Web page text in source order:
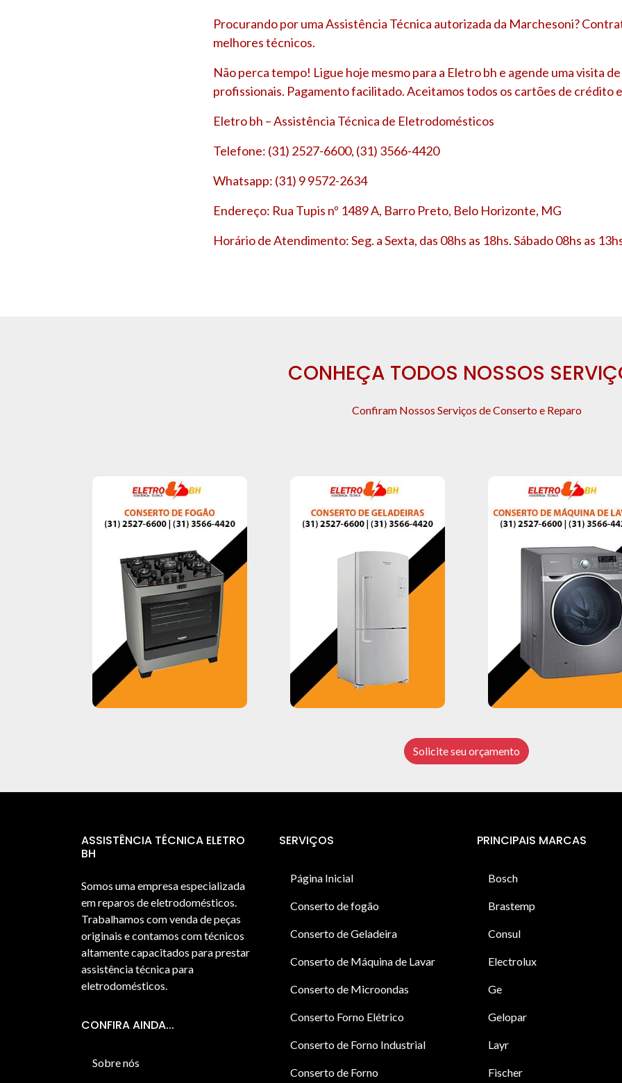
Procurando por uma Assistência Técnica autorizada da Marchesoni?
melhores técnicos.
Não perca tempo! Ligue hoje mesmo para a Eletro bh e agende uma visita
profissionais. Pagamento facilitado. Aceitamos todos os cartões de crédito
Eletro bh – Assistência Técnica de Eletrodomésticos
Telefone: (31) 2527-6600, (31) 3566-4420
Whatsapp: (31) 9 9572-2634
Endereço: Rua Tupis nº 1489 A, Barro Preto, Belo Horizonte, MG
Horário de Atendimento: Seg. a Sexta, das 08hs as 18hs. Sábado 08hs as
CONHEÇA TODOS NOSSOS
Confiram Nossos Serviços de Conserto e Reparo
Solicite seu orçamento
ASSISTÊNCIA TÉCNICA ELETRO
BH
Somos uma empresa especializada
em reparos de eletrodomésticos.
Trabalhamos com venda de peças
originais e contamos com técnicos
altamente capacitados para prestar
assistência técnica para
eletrodomésticos.
CONFIRA AINDA...
Sobre nós
SERVIÇOS
Página Inicial
Conserto de fogão
Conserto de Geladeira
Conserto de Máquina de Lavar
Conserto de Microondas
Conserto Forno Elétrico
Conserto de Forno Industrial
Conserto de Forno
PRINCIPAIS MARCAS
Bosch
Brastemp
Consul
Electrolux
Ge
Gelopar
Layr
Fischer